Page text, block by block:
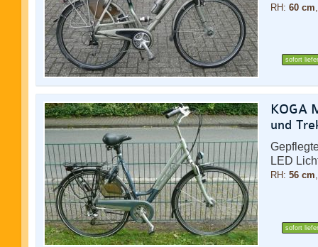
RH: 60 cm
sofort
KOGA
und
LED
RH: 56 cm
sofort